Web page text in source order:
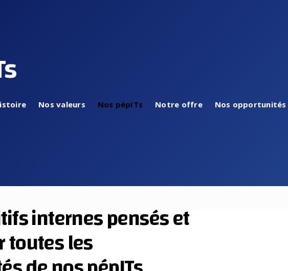
Nos valeurs Nos pépITs Notre offre Nos opportunités
internes pensés et
toutes les